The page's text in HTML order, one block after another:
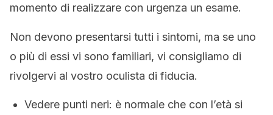
momento di realizzare con urgenza un esame.
Non devono presentarsi tutti i sintomi, ma se uno
o più di essi vi sono familiari, vi consigliamo di
rivolgervi al vostro oculista di fiducia.
Vedere punti neri: è normale che con l’età si